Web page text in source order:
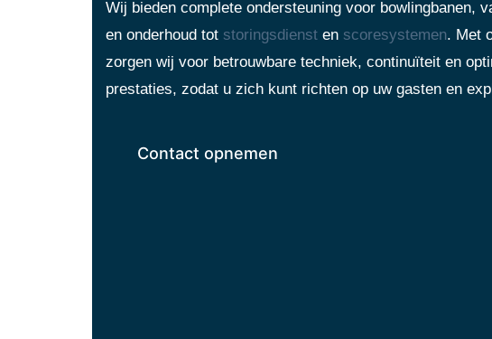
Wij bieden complete ondersteuning voor bowlingbanen,
en onderhoud tot storingsdienst en scoresystemen. Met
zorgen wij voor betrouwbare techniek, continuïteit en
prestaties, zodat u zich kunt richten op uw gasten en
Contact opnemen